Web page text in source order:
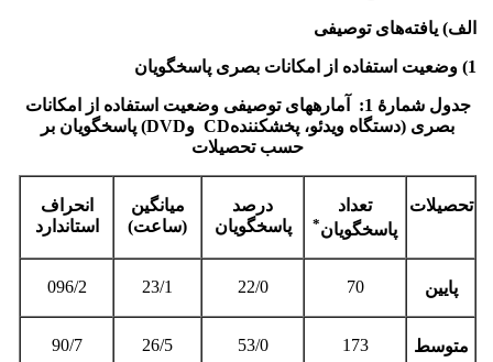
الف) یافته‌های توصیفی
1) وضعیت استفاده از امکانات بصری پاسخگویان
جدول شمارۀ 1: آماره­های توصیفی وضعیت استفاده از امکانات
بصری (دستگاه ویدئو، پخش‏کنندهCD وDVD‌) پاسخگویان بر
حسب تحصیلات
تحصیلات
تعداد
پاسخگویان*
درصد
پاسخگویان
میانگین
(ساعت)
انحراف
استاندارد
پایین 70
22/0
23/1
096/2
متوسط 173
53/0
26/5
90/7